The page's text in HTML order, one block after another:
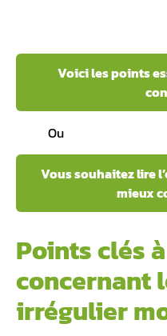
Voici les points
Ou
Vous souhaitez lire
mieux
Points clés
concernant
irrégulier